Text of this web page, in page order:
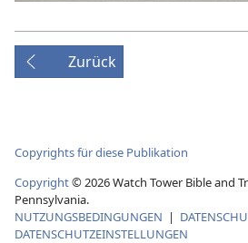
abspielen
Zurück
Copyrights für diese Publikation
Copyright© 2026 Watch Tower Bible and
Pennsylvania.
NUTZUNGSBEDINGUNGEN |
DATENSCHUTZEINSTELLUNGEN